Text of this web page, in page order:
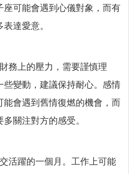
座可能會遇到心儀對象，而有
達愛意。
務上的壓力，需要謹慎理
些變動，建議保持耐心。感情
能會遇到舊情復燃的機會，而
關注對方的感受。
活躍的一個月。工作上可能